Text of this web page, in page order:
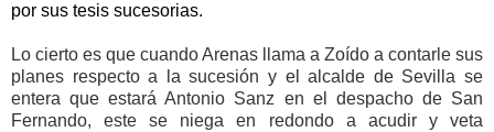
por sus tesis sucesorias.
Lo cierto es que cuando Arenas llama a Zoído a contarle sus
planes respecto a la sucesión y el alcalde de Sevilla se
entera que estará Antonio Sanz en el despacho de San
Fernando, este se niega en redondo a acudir y veta